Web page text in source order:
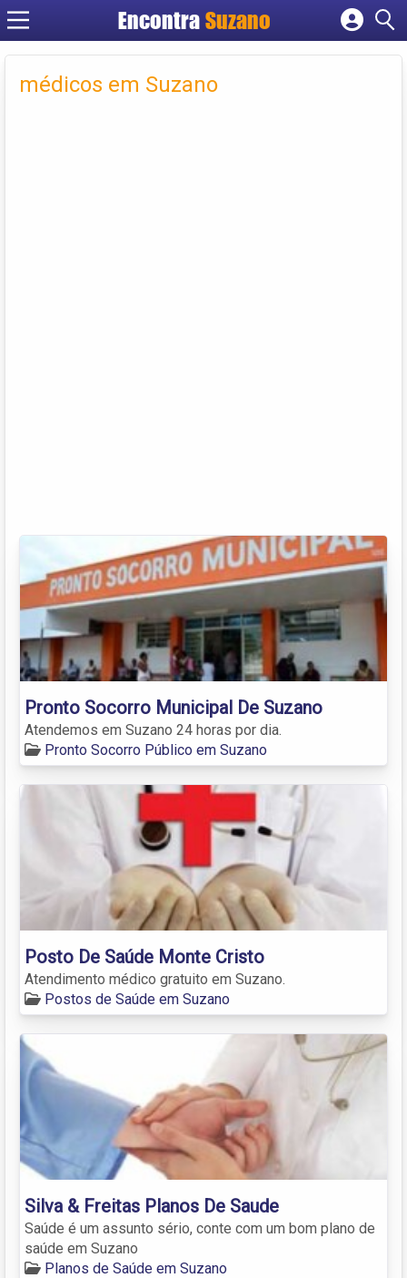
EncontraSuzano
Cadastrar empresa
Criar conta
médicos em Suzano
Pronto Socorro Municipal De Suzano
Atendemos em Suzano 24 horas por dia.
Pronto Socorro Público em Suzano
Posto De Saúde Monte Cristo
Atendimento médico gratuito em Suzano.
Postos de Saúde em Suzano
Silva & Freitas Planos De Saude
Saúde é um assunto sério, conte com um bom plano de
saúde em Suzano
Planos de Saúde em Suzano